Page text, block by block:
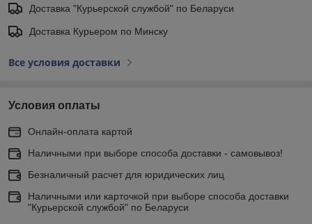
Доставка "Курьерской службой" по Беларуси
Доставка Курьером по Минску
Все условия доставки
Условия оплаты
Онлайн-оплата картой
Наличными при выборе способа доставки - самовывоз!
Безналичный расчет для юридических лиц
Наличными или карточкой при выборе способа доставки
"Курьерской службой" по Беларуси